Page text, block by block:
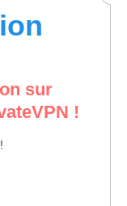
sur
!